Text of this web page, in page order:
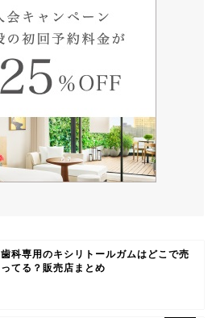
歯科専用のキシリトールガムはどこで売
ってる？販売店まとめ